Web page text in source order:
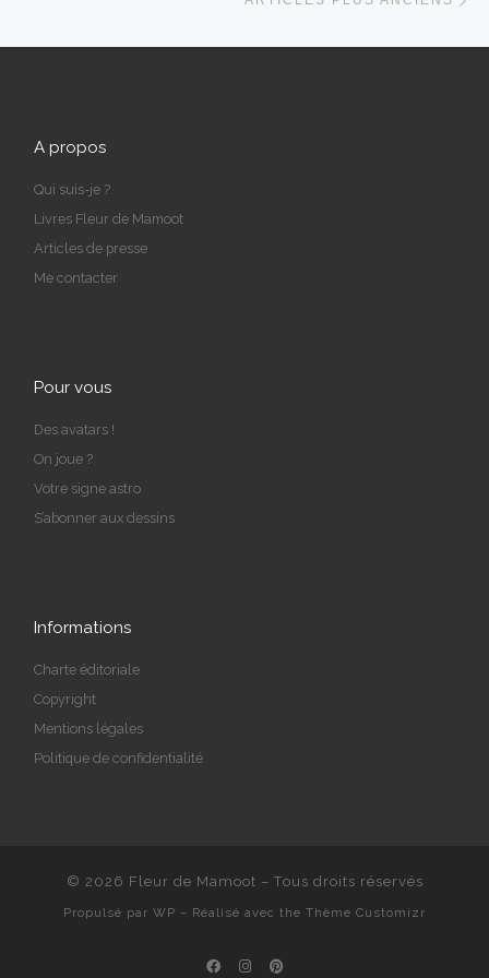
A propos
Qui suis-je ?
Livres Fleur de Mamoot
Articles de presse
Me contacter
Pour vous
Des avatars !
On joue ?
Votre signe astro
S’abonner aux dessins
Informations
Charte éditoriale
Copyright
Mentions légales
Politique de confidentialité
© 2026 Fleur de Mamoot – Tous droits réservés
Propulsé par WP – Réalisé avec the Thème Customizr